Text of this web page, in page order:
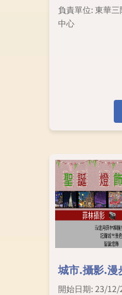
負責單位: 東華
中心
城市.攝影.漫
開始日期: 23/12/